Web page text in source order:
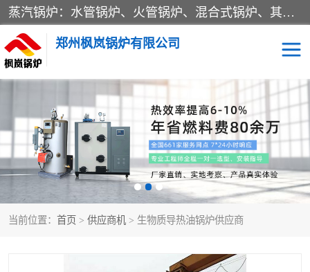
蒸汽锅炉：水管锅炉、火管锅炉、混合式锅炉、其他蒸汽锅炉； 热水锅炉：家用型集中供暖用热水锅炉、其他热水锅炉； 有机热载体锅炉； 船用蒸汽锅炉； （锅炉用辅助设备及装置）蒸汽冷凝器：表面冷凝器、混合式冷凝器、空冷式冷凝器、其他蒸汽冷凝器； 锅炉用辅助设备：节热器、蒸汽收集器、蓄能器、烟垢清除器、气体回收器、泥渣刮除器、空气预热器、其他锅炉用辅助设备；
郑州枫岚锅炉有限公司
当前位置： 首页 > 供应商机 > 生物质导热油锅炉供应商